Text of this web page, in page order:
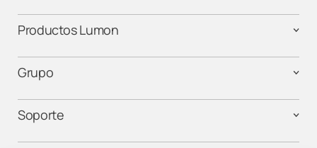
Productos Lumon
Grupo
Soporte